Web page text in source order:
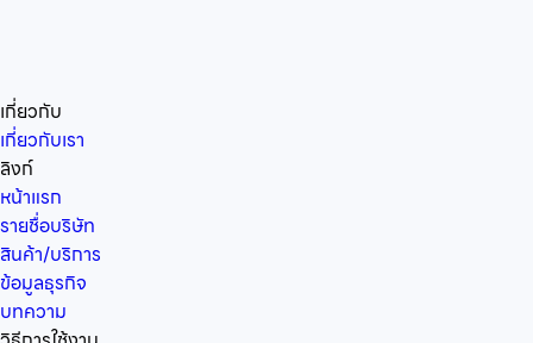
เกี่ยวกับ
เกี่ยวกับเรา
ลิงก์
หน้าแรก
รายชื่อบริษัท
สินค้า/บริการ
ข้อมูลธุรกิจ
บทความ